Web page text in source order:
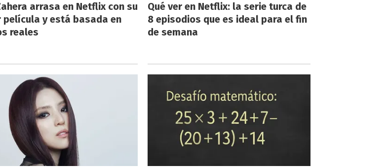
arrasa en Netflix con su
película y está basada en
reales
Qué ver en Netflix: la serie turca de
8 episodios que es ideal para el fin
de semana